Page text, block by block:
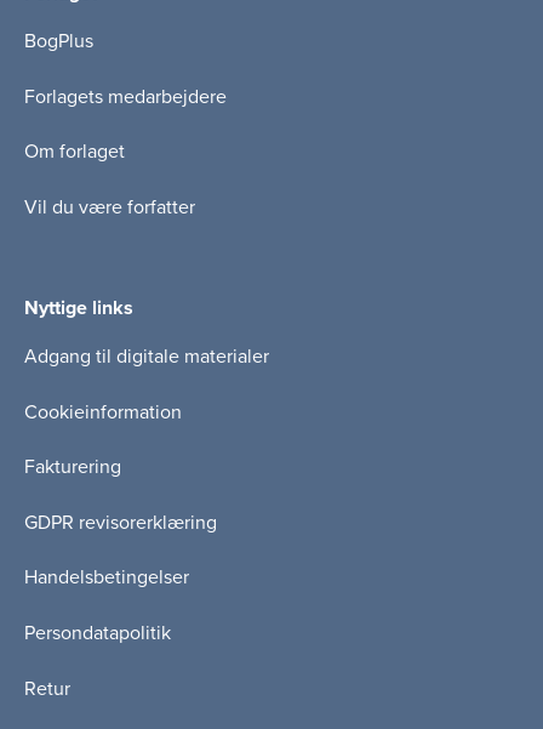
BogPlus
Forlagets medarbejdere
Om forlaget
Vil du være forfatter
Nyttige links
Adgang til digitale materialer
Cookieinformation
Fakturering
GDPR revisorerklæring
Handelsbetingelser
Persondatapolitik
Retur